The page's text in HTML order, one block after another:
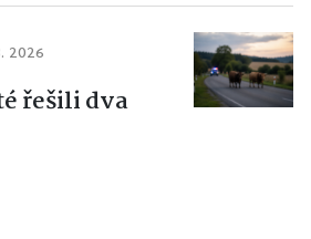
2026
řešili dva